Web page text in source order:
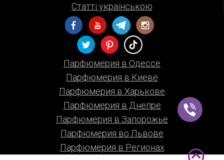
Статті українською
Парфюмерия в Одессе
Парфюмерия в Киеве
Парфюмерия в Харькове
Парфюмерия в Днепре
Парфюмерия в Запорожье
Парфюмерия во Львове
Парфюмерия в Регионах